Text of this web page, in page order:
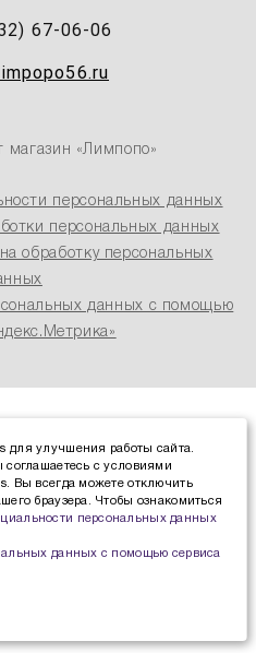
67-06-06
«Лимпопо»
персональных данных
персональных данных
обработку персональных
данных с помощью
улучшения работы сайта.
с условиями
Вы всегда можете отключить
браузера. Чтобы ознакомиться
персональных данных
данных с помощью сервиса